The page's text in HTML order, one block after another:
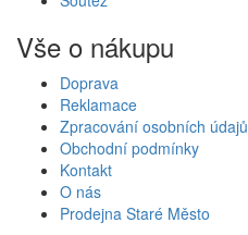
Vše o nákupu
Doprava
Reklamace
Zpracování osobních údajů
Obchodní podmínky
Kontakt
O nás
Prodejna Staré Město